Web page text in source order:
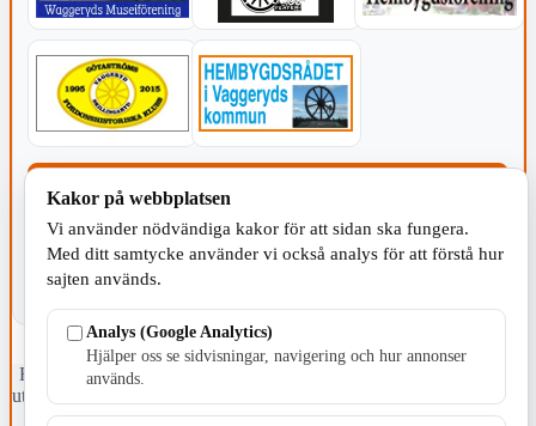
Fristående webbtidningsföretag grundat 1991 som sedan 2002 ger
ut tidningen Skillingaryd.nu och 2010 lanserades Värnamo.nu. Från
april 2026 omfattar Skillingaryd.nu tre kommuner: Gnosjö,
Kakor på webbplatsen
Vi använder nödvändiga kakor för att sidan ska fungera.
Med ditt samtycke använder vi också analys för att förstå hur
sajten används.
Analys (Google Analytics)
Hjälper oss se sidvisningar, navigering och hur annonser
används.